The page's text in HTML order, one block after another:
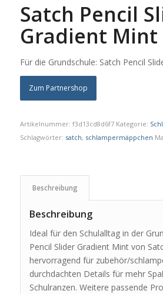
Satch Pencil
Gradient Mint
Für die Grundschule: Satch Pencil
Zum Partnershop
Artikelnummer: f3d13cd8d6f7 Kategorie:
Schlagwörter: satch, schlampermäppchen
Beschreibung
Beschreibung
Ideal für den Schulalltag in der
Pencil Slider Gradient Mint von
hervorragend für zubehör/
durchdachten Details für mehr
Schulranzen. Weitere passende